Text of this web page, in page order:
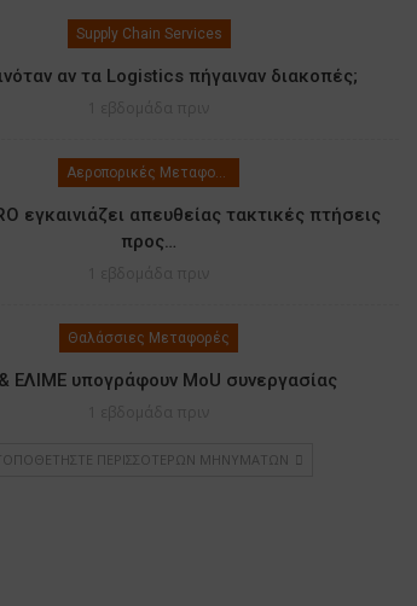
Supply Chain Services
αν τα Logistics πήγαιναν διακοπές;
Αεροπορικές Μεταφορές
εγκαινιάζει απευθείας τακτικές πτήσεις
προς…
Θαλάσσιες Μεταφορές
ΕΛΙΜΕ υπογράφουν MoU συνεργασίας
ΠΕΡΙΣΣΌΤΕΡΩΝ ΜΗΝΥΜΆΤΩΝ